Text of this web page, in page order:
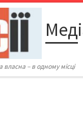
власна – в одному місці